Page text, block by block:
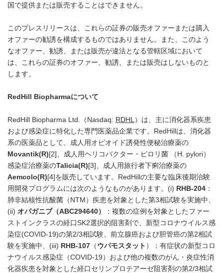
国で提供または販売することはできません。
このプレスリリースは、これらの証券の販売オファーまたは購入
オファーの勧誘を構成するものではありません。また、このよう
なオファー、勧誘、または販売が違法となる管轄区域において
は、これらの証券のオファー、勧誘、または販売はしないものと
します。
RedHill Biopharmaについて
RedHill Biopharma Ltd.（Nasdaq: RDHL）は、主に消化器系疾患
および感染症に特化した専門医薬品企業です。RedHillは、消化器
系の医薬品として、成人用オピオイド誘発性便秘治療薬の
Movantik(R) [2]、成人用ヘリコバクター・ピロリ菌 （H. pylori）
感染症治療薬のTalicia(R) [3]、成人用旅行者下痢治療薬の
Aemcolo(R) [4]を販売しています。RedHillの主要な臨床後期治験
用開発プログラムには次のようなものがあります。(i) RHB-204 ：
肺非結核性抗酸菌（NTM）疾患を対象とした第3相試験を実施中、
(ii) オパガニブ（ABC294640）
：複数の症例を対象としたファー
ストインクラスの経口SK2選択的阻害剤で、新型コロナウイルス感
染症(COVID-19)の第2/3相試験、前立腺癌および胆管癌の第2相試
験を実施中、(iii) RHB-107 （ ウパモスタット ）：有症状の新型コロ
ナウイルス感染症（COVID-19）および他の複数のがん・炎症性消
化器疾患を対象とした経口セリンプロテアーゼ阻害剤の第2/3相試